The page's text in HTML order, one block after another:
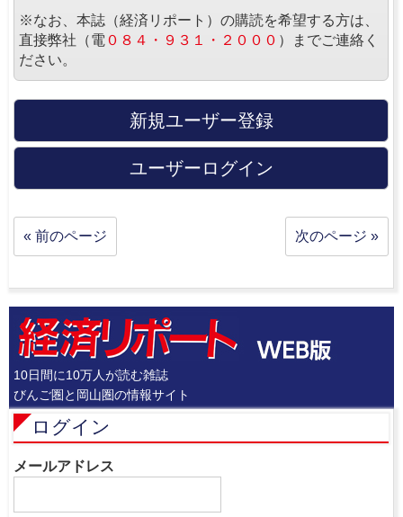
※なお、本誌（経済リポート）の購読を希望する方は、
直接弊社（電 ０８４・９３１・２０００ ）までご連絡く
ださい。
新規ユーザー登録
ユーザーログイン
« 前のページ 次のページ »
10日間に10万人が読む雑誌
びんご圏と岡山圏の情報サイト
ログイン
メールアドレス